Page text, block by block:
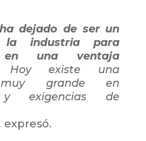
dejado de ser un
industria para
en una ventaja
existe una
muy grande en
y exigencias de
expresó.